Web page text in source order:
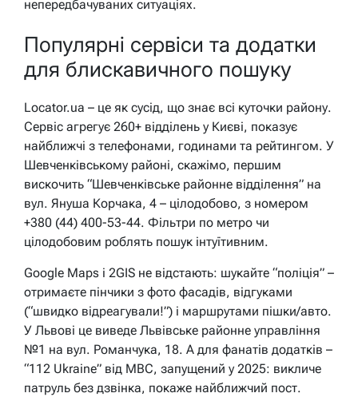
непередбачуваних ситуаціях.
Популярні сервіси та додатки
для блискавичного пошуку
Locator.ua – це як сусід, що знає всі куточки району.
Сервіс агрегує 260+ відділень у Києві, показує
найближчі з телефонами, годинами та рейтингом. У
Шевченківському районі, скажімо, першим
вискочить “Шевченківське районне відділення” на
вул. Януша Корчака, 4 – цілодобово, з номером
+380 (44) 400-53-44. Фільтри по метро чи
цілодобовим роблять пошук інтуїтивним.
Google Maps і 2GIS не відстають: шукайте “поліція” –
отримаєте пінчики з фото фасадів, відгуками
(“швидко відреагували!”) і маршрутами пішки/авто.
У Львові це виведе Львівське районне управління
№1 на вул. Романчука, 18. А для фанатів додатків –
“112 Ukraine” від МВС, запущений у 2025: викличе
патруль без дзвінка, покаже найближчий пост.